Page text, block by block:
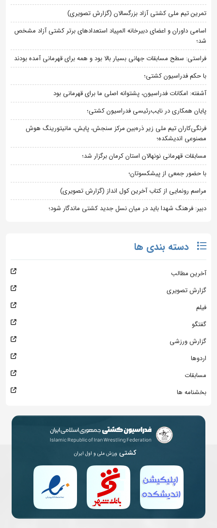
تمرین تیم ملی کشتی آزاد بزرگسالان (گزارش تصویری)
اسامی داوران و اعضای دبیرخانه المپیاد استعدادهای برتر کشتی آزاد مشخص
شد؛
فراستی: سطح مسابقات جهانی بسیار بالا بود و همه برای قهرمانی آمده بودند
با حکم فدراسیون کشتی؛
آشفته: امکانات فدراسیون، پشتوانه اصلی ما برای قهرمانی بود
پایان همکاری در نایب‌رئیسی فدراسیون کشتی؛
فرنگی‌کاران تیم ملی زیر ذره‌بین مرکز سنجش، پایش، مانیتورینگ هوش
مصنوعی اندیشکده؛
مسابقات قهرمانی نونهالان استان کرمان برگزار شد؛
با حضور جمعی از پیشکسوتان؛
مراسم رونمایی از کتاب آخرین کول انداز (گزارش تصویری)
دبیر: فرهنگ شهدا باید در میان نسل جدید کشتی ماندگار شود؛
دسته بندی ها
آخرین مطالب
گزارش تصویری
فیلم
گفتگو
گزارش ورزشی
اردوها
مسابقات
بخشنامه ها
کشتی ورزش ملی و اول ایران